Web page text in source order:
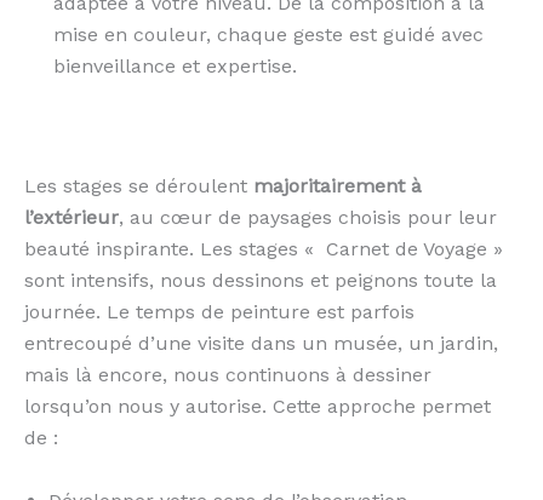
mise en couleur, chaque geste est guidé avec
bienveillance et expertise.
Les stages se déroulent majoritairement à
l’extérieur, au cœur de paysages choisis pour leur
beauté inspirante. Les stages « Carnet de Voyage »
sont intensifs, nous dessinons et peignons toute la
journée. Le temps de peinture est parfois
entrecoupé d’une visite dans un musée, un jardin,
mais là encore, nous continuons à dessiner
lorsqu’on nous y autorise. Cette approche permet
de :